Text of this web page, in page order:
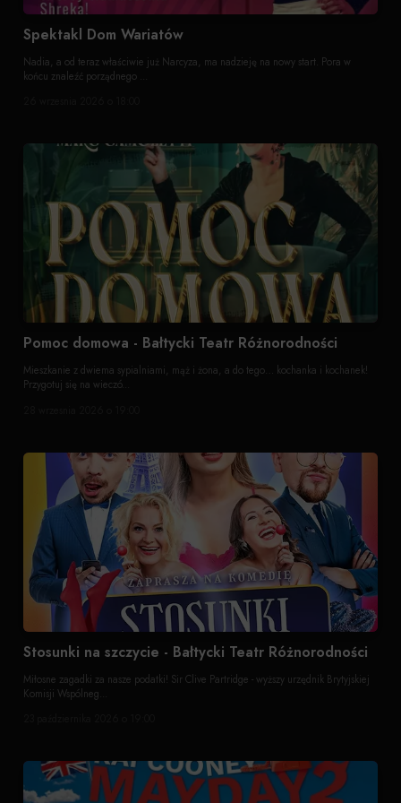
Spektakl Dom Wariatów
Nadia, a od teraz właściwie już Narcyza, ma nadzieję na nowy start. Pora w
końcu znaleźć porządnego ...
Pomoc domowa - Bałtycki Teatr Różnorodności
Mieszkanie z dwiema sypialniami, mąż i żona, a do tego… kochanka i kochanek!
Przygotuj się na wieczó...
Stosunki na szczycie - Bałtycki Teatr Różnorodności
Miłosne zagadki za nasze podatki! Sir Clive Partridge - wyższy urzędnik Brytyjskiej
Komisji Wspólneg...